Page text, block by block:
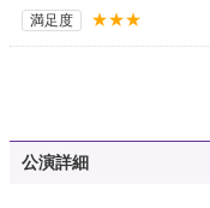
満足度 ★★★
公演詳細